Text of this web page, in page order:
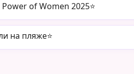
of Women 2025⭐️
на пляже⭐️